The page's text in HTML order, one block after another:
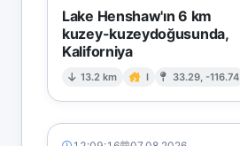
Lake Henshaw'ın 6 km
kuzey-kuzeydoğusunda,
Kaliforniya
13.2 km I 33.29, -116.74